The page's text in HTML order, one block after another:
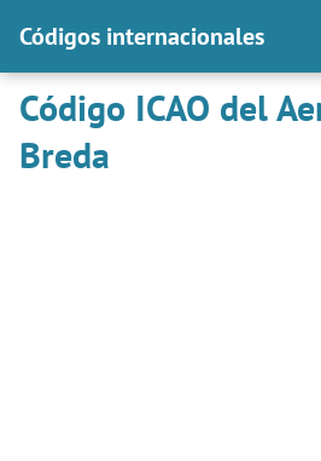
Códigos internacionales
Código ICAO del
Breda